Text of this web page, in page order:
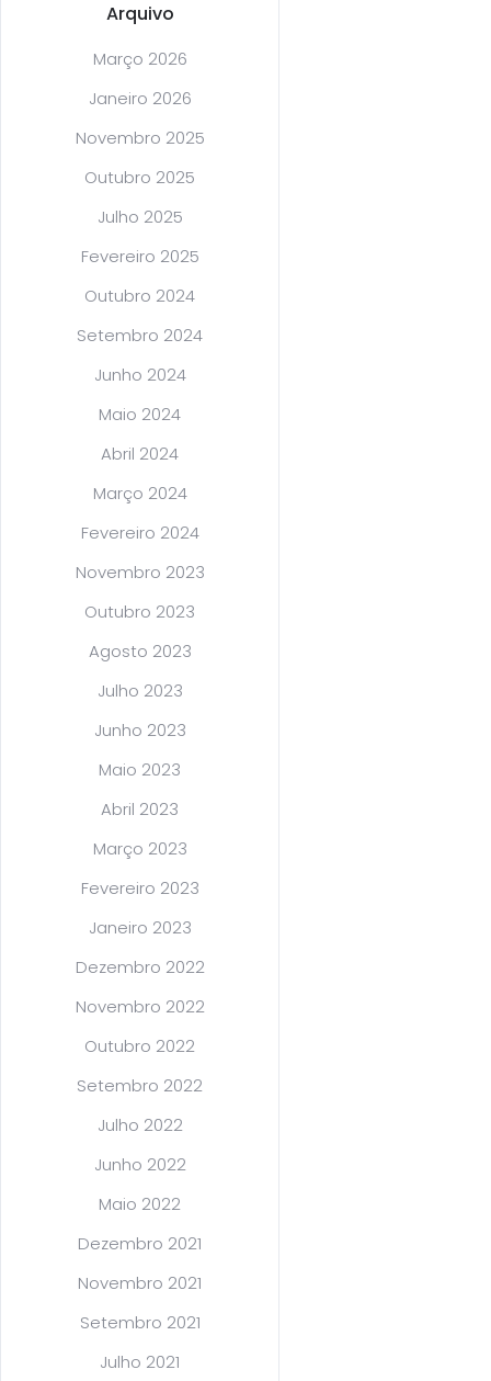
Arquivo
Março 2026
Janeiro 2026
Novembro 2025
Outubro 2025
Julho 2025
Fevereiro 2025
Outubro 2024
Setembro 2024
Junho 2024
Maio 2024
Abril 2024
Março 2024
Fevereiro 2024
Novembro 2023
Outubro 2023
Agosto 2023
Julho 2023
Junho 2023
Maio 2023
Abril 2023
Março 2023
Fevereiro 2023
Janeiro 2023
Dezembro 2022
Novembro 2022
Outubro 2022
Setembro 2022
Julho 2022
Junho 2022
Maio 2022
Dezembro 2021
Novembro 2021
Setembro 2021
Julho 2021